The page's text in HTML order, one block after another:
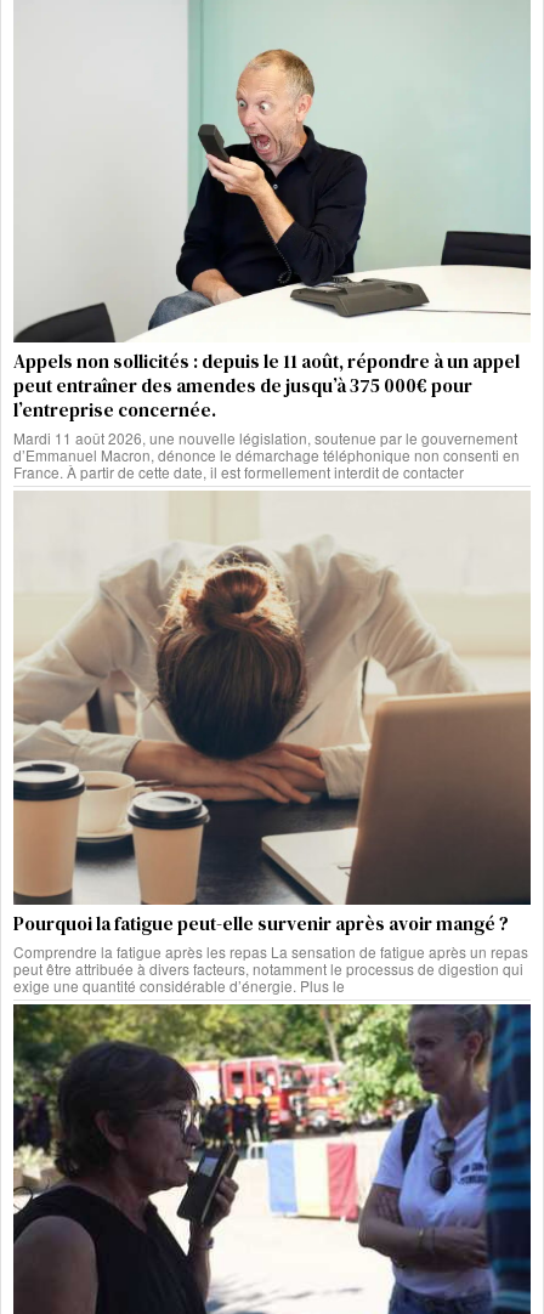
Appels non sollicités : depuis le 11 août, répondre à un appel
peut entraîner des amendes de jusqu’à 375 000€ pour
l’entreprise concernée.
Mardi 11 août 2026, une nouvelle législation, soutenue par le gouvernement
d’Emmanuel Macron, dénonce le démarchage téléphonique non consenti en
France. À partir de cette date, il est formellement interdit de contacter
Pourquoi la fatigue peut-elle survenir après avoir mangé ?
Comprendre la fatigue après les repas La sensation de fatigue après un repas
peut être attribuée à divers facteurs, notamment le processus de digestion qui
exige une quantité considérable d’énergie. Plus le